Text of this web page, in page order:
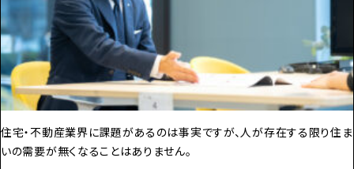
住宅・不動産業界に課題があるのは事実ですが、人が存在する限り住ま
いの需要が無くなることはありません。